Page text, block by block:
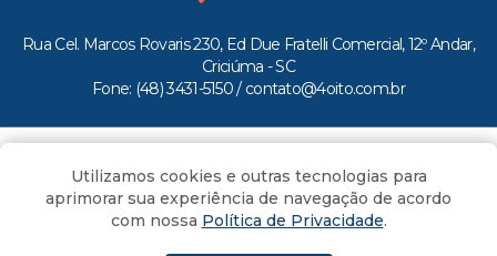
Rua Cel. Marcos Rovaris 230, Ed Due Fratelli Comercial, 12º Andar,
Criciúma - SC
Fone: (48) 3431-5150 / contato@4oito.com.br
Todos os direitos reservados ao Portal 4oito
Utilizamos cookies e outras tecnologias para
aprimorar sua experiência de navegação de acordo
com nossa Política de Privacidade.